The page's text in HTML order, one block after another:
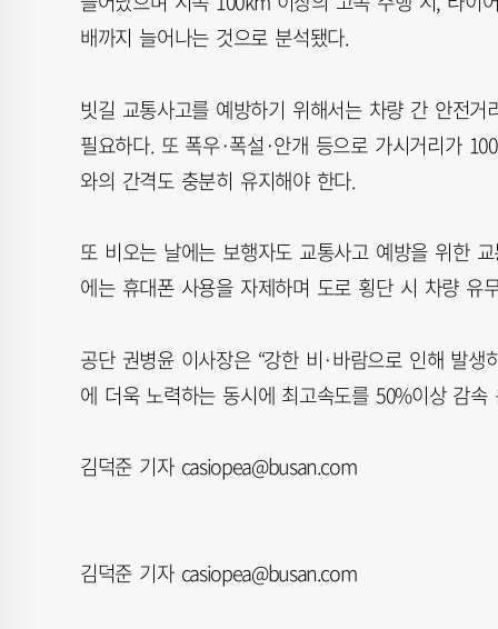
배까지 늘어나는 것으로 분석됐다.
빗길 교통사고를 예방하기 위해서는 차량 간 안전
필요하다. 또 폭우·폭설·안개 등으로 가시거리가
와의 간격도 충분히 유지해야 한다.
또 비오는 날에는 보행자도 교통사고 예방을 위한
에는 휴대폰 사용을 자제하며 도로 횡단 시 차량 유
공단 권병윤 이사장은 “강한 비·바람으로 인해 발
에 더욱 노력하는 동시에 최고속도를 50%이상 감
김덕준 기자 casiopea@busan.com
김덕준 기자 casiopea@busan.com